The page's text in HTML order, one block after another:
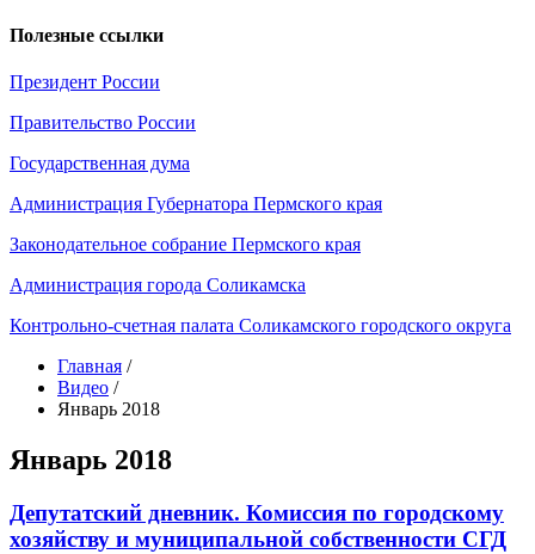
Полезные ссылки
Президент России
Правительство России
Государственная дума
Администрация Губернатора Пермского края
Законодательное собрание Пермского края
Администрация города Соликамска
Контрольно-счетная палата Соликамского городского округа
Главная /
Видео /
Январь 2018
Январь 2018
Депутатский дневник. Комиссия по городскому
хозяйству и муниципальной собственности СГД